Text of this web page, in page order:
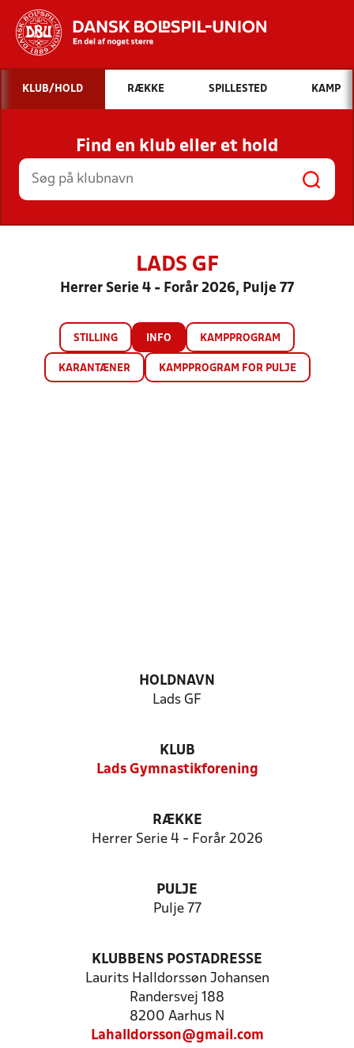
Hvad vil du søge efter?
INDHOLD OG NYHEDER
STILLINGER, RESULTATER, KLUBBER OG
HOLD
KLUB/HOLD RÆKKE SPILLESTED KAMP
Find en klub eller et hold
LADS GF
Herrer Serie 4 - Forår 2026, Pulje 77
STILLING INFO KAMPPROGRAM
KARANTÆNER KAMPPROGRAM FOR PULJE
HOLDNAVN
Lads GF
KLUB
Lads Gymnastikforening
RÆKKE
Herrer Serie 4 - Forår 2026
PULJE
Pulje 77
KLUBBENS POSTADRESSE
Laurits Halldorssøn Johansen
Randersvej 188
8200 Aarhus N
Lahalldorsson@gmail.com